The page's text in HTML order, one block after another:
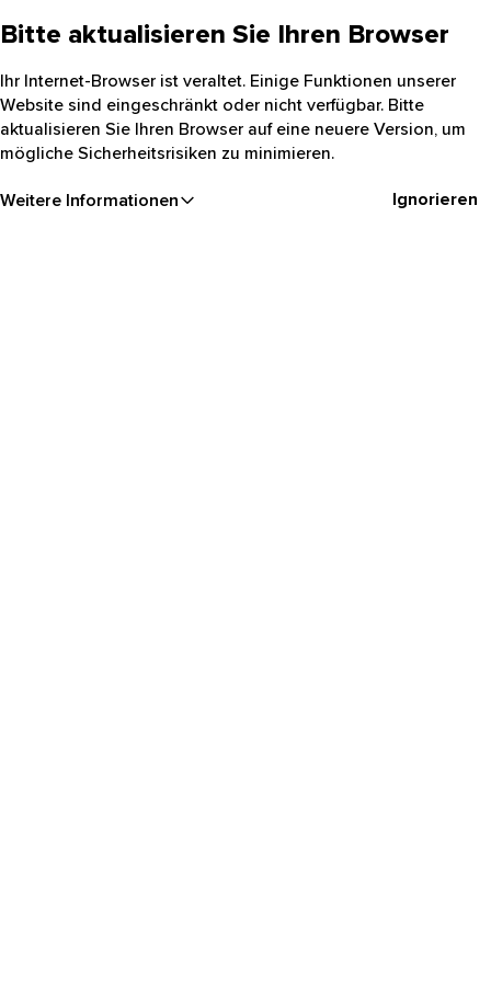
Bitte aktualisieren Sie Ihren Browser
Ihr Internet-Browser ist veraltet. Einige Funktionen unserer
Website sind eingeschränkt oder nicht verfügbar. Bitte
aktualisieren Sie Ihren Browser auf eine neuere Version, um
mögliche Sicherheitsrisiken zu minimieren.
Weitere Informationen Ignorieren